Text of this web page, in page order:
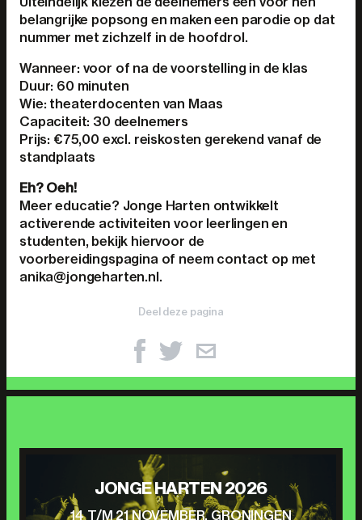
belangrijke popsong en maken een parodie op dat
nummer met zichzelf in de hoofdrol.
Wanneer: voor of na de voorstelling in de klas
Duur: 60 minuten
Wie: theaterdocenten van Maas
Capaciteit: 30 deelnemers
Prijs: €75,00 excl. reiskosten gerekend vanaf de
standplaats
Eh? Oeh!
Meer educatie? Jonge Harten ontwikkelt
activerende activiteiten voor leerlingen en
studenten, bekijk hiervoor de
voorbereidingspagina of neem contact op met
anika@jongeharten.nl.
Deel deze pagina
JONGE HARTEN 2026
14 T/M 21 NOVEMBER, GRONINGEN